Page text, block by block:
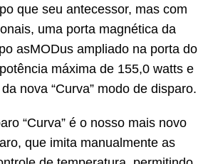
que seu antecessor, mas com
uma porta magnética da
asMODus ampliado na porta do
máxima de 155,0 watts e
nova “Curva” modo de disparo.
“Curva” é o nosso mais novo
que imita manualmente as